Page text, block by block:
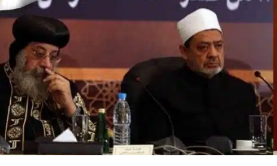
تجاوزه
النّظام كما لا تأتي المضرة من مسيحية النظام
حتماً
من خلال منظومة القيم و المبادئ الانسانية التي تجعل الناس سواسية لا تفرق بينهم